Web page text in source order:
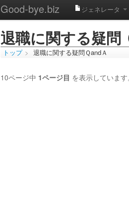
Good-bye.biz ジェネレータ
退職に関する疑問
トップ > 退職に関する疑問ＱandＡ
10ページ中 1ページ目 を表示しています